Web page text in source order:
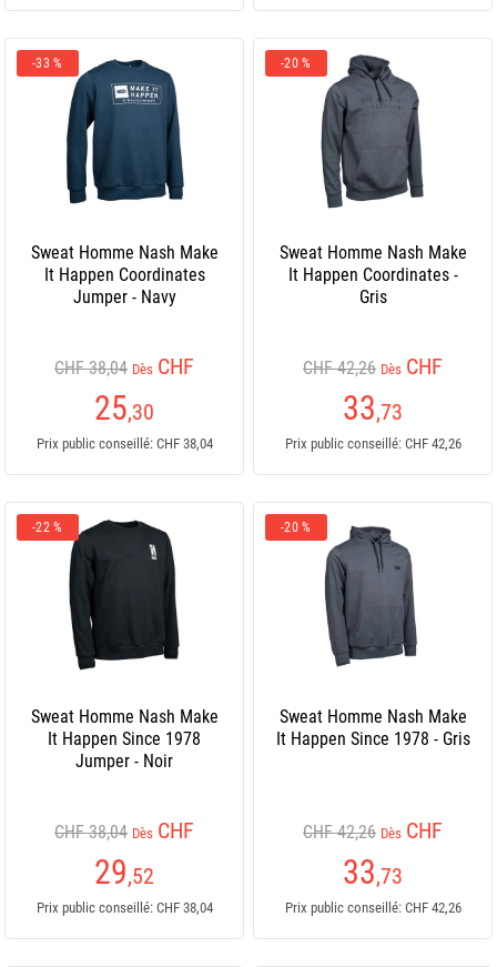
-33 %
Sweat Homme Nash Make
It Happen Coordinates
Jumper - Navy
CHF 38,04 Dès CHF
25,30
Prix public conseillé: CHF 38,04
-20 %
Sweat Homme Nash Make
It Happen Coordinates -
Gris
CHF 42,26 Dès CHF
33,73
Prix public conseillé: CHF 42,26
-22 %
Sweat Homme Nash Make
It Happen Since 1978
Jumper - Noir
CHF 38,04 Dès CHF
29,52
Prix public conseillé: CHF 38,04
-20 %
Sweat Homme Nash Make
It Happen Since 1978 - Gris
CHF 42,26 Dès CHF
33,73
Prix public conseillé: CHF 42,26